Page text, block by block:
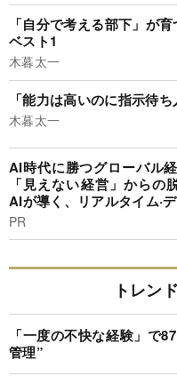
「自分で考える部下」が
ベスト1
木暮太一
「能力は高いのに指示待
木暮太一
AI時代に勝つグローバル
「見えない経営」からの
AIが導く、リアルタイム·
PR
トレン
「一度の不快な経験」で
管理”